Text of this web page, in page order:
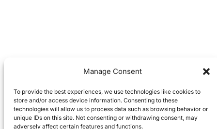
Manage Consent
To provide the best experiences, we use technologies like cookies to
store and/or access device information. Consenting to these
technologies will allow us to process data such as browsing behavior or
unique IDs on this site. Not consenting or withdrawing consent, may
adversely affect certain features and functions.